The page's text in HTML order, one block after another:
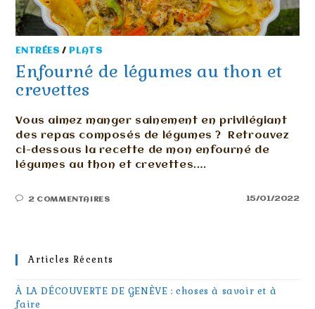
ENTRÉES / PLATS
Enfourné de légumes au thon et
crevettes
Vous aimez manger sainement en privilégiant
des repas composés de légumes ? Retrouvez
ci-dessous la recette de mon enfourné de
légumes au thon et crevettes.…
2 COMMENTAIRES 15/01/2022
Articles Récents
À LA DÉCOUVERTE DE GENÈVE : choses à savoir et à
faire